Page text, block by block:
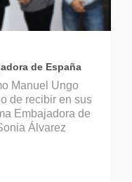
de España
Manuel Ungo
de recibir en sus
Embajadora de
Álvarez